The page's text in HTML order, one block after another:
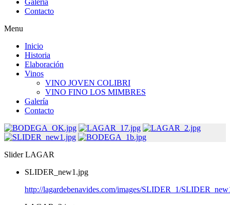
Galería
Contacto
Menu
Inicio
Historia
Elaboración
Vinos
VINO JOVEN COLIBRI
VINO FINO LOS MIMBRES
Galería
Contacto
Slider LAGAR
SLIDER_new1.jpg
http://lagardebenavides.com/images/SLIDER_1/